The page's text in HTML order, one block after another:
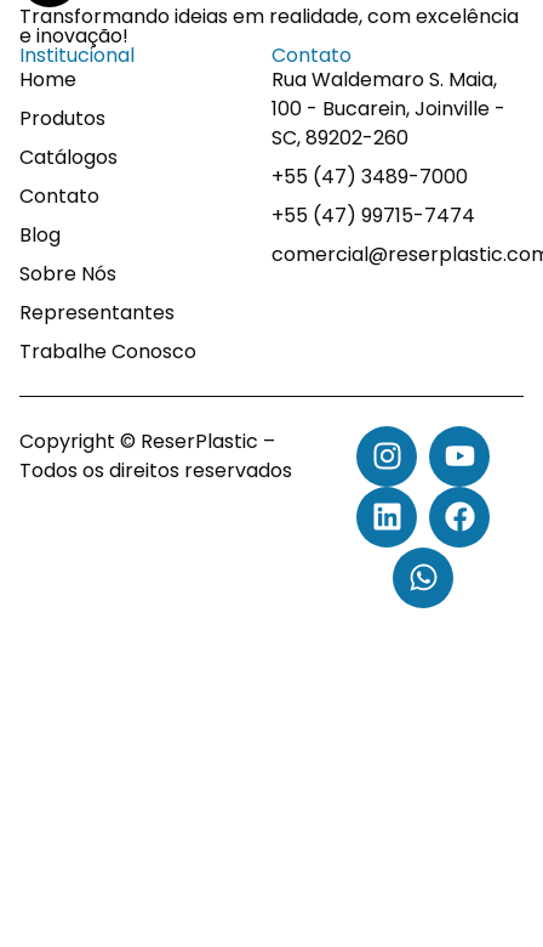
Transformando ideias em realidade, com excelência
e inovação!
Institucional
Home
Produtos
Catálogos
Contato
Blog
Sobre Nós
Representantes
Trabalhe Conosco
Contato
Rua Waldemaro S. Maia,
100 - Bucarein, Joinville -
SC, 89202-260
+55 (47) 3489-7000
+55 (47) 99715-7474
Copyright © ReserPlastic –
Todos os direitos reservados